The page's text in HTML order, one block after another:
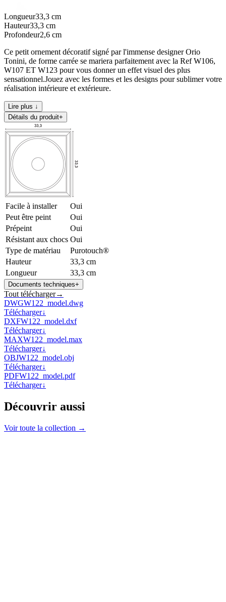
Longueur33,3 cm
Hauteur33,3 cm
Profondeur2,6 cm
Ce petit ornement décoratif signé par l'immense designer Orio
Tonini, de forme carrée se mariera parfaitement avec la Ref W106,
W107 ET W123 pour vous donner un effet visuel des plus
sensationnel.Jouez avec les formes et les designs pour sublimer votre
réalisation intérieure et extérieure.
Lire plus ↓
Détails du produit+
Facile à installer
Oui
Peut être peint
Oui
Prépeint
Oui
Résistant aux chocs Oui
Type de matériau
Purotouch®
Hauteur
33,3 cm
Longueur
33,3 cm
Documents techniques+
Tout télécharger→
DWGW122_model.dwg
Télécharger↓
DXFW122_model.dxf
Télécharger↓
MAXW122_model.max
Télécharger↓
OBJW122_model.obj
Télécharger↓
PDFW122_model.pdf
Télécharger↓
Découvrir aussi
Voir toute la collection →